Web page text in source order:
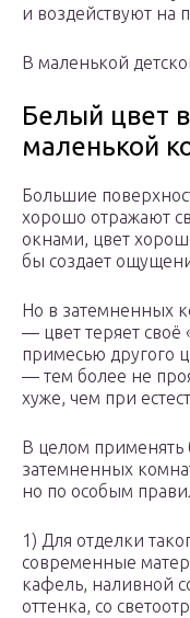
и воздействуют на
В маленькой
Белый цвет
маленькой
Большие
хорошо отражают
окнами, цвет
бы создает
Но в затемненных
— цвет теряет своё
примесью другого
— тем более не
хуже, чем при
В целом применять
затемненных
но по особым
1) Для отделки
современные
кафель, наливной
оттенка, со